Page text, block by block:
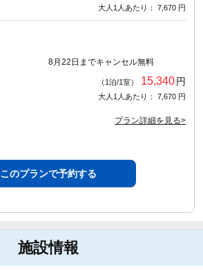
大人1人あたり： 7,670 円
8月22日までキャンセル無料
（1泊/1室） 15,340円
大人1人あたり： 7,670 円
プラン詳細を見る>
このプランで予約する
施設情報